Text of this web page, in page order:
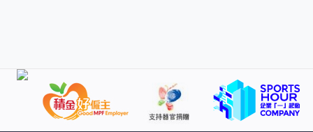
會不會很慘逛書展都要買DSE書本？）都想買中文書、散
文，都找到幾本挺好。」張先生：「少量學前練習，看看
可否盡快適應寫字環境。（小朋友多少歲？）三歲半。